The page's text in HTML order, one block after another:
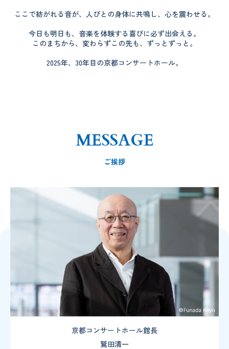
ここで紡がれる音が、人びとの身体に共鳴し、心を震わせる。
今日も明日も、音楽を体験する喜びに必ず出会える。
このまちから、変わらずこの先も、ずっとずっと。
2025年、30年目の京都コンサートホール。
MESSAGE
ご挨拶
京都コンサートホール館長
鷲田清一